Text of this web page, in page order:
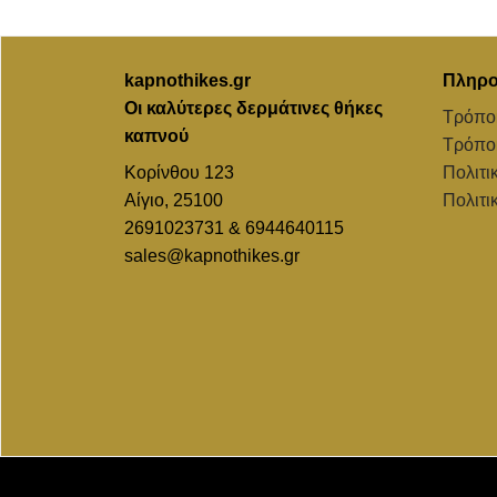
kapnothikes.gr
Οι καλύτερες δερμάτινες θήκες
καπνού
Κορίνθου 123
Αίγιο, 25100
2691023731 & 6944640115
sales@kapnothikes.gr